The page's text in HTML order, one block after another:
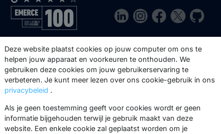
Via onze nieuwsbrief blijf je op de
hoogte van onze product updates,
events, webinars, best practices en
whitepapers.
Abonneer
Deze website plaatst cookies op jouw computer om ons te
helpen jouw apparaat en voorkeuren te onthouden. We
gebruiken deze cookies om jouw gebruikerservaring te
verbeteren. Je kunt meer lezen over ons cookie-gebruik in ons
privacybeleid .
Als je geen toestemming geeft voor cookies wordt er geen
informatie bijgehouden terwijl je gebruik maakt van deze
website. Een enkele cookie zal geplaatst worden om je